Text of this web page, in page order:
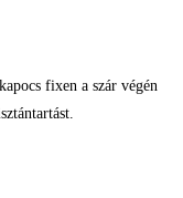
fixen a szár végén